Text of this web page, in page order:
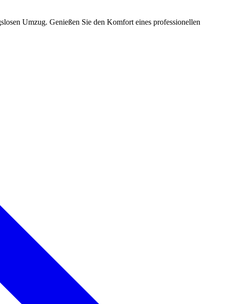
Umzug. Genießen Sie den Komfort eines professionellen